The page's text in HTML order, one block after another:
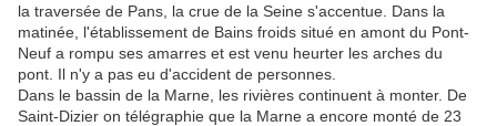
la traversée de Pans, la crue de la Seine s'accentue. Dans la
matinée, l'établissement de Bains froids situé en amont du Pont-
Neuf a rompu ses amarres et est venu heurter les arches du
pont. Il n'y a pas eu d'accident de personnes.
Dans le bassin de la Marne, les rivières continuent à monter. De
Saint-Dizier on télégraphie que la Marne a encore monté de 23